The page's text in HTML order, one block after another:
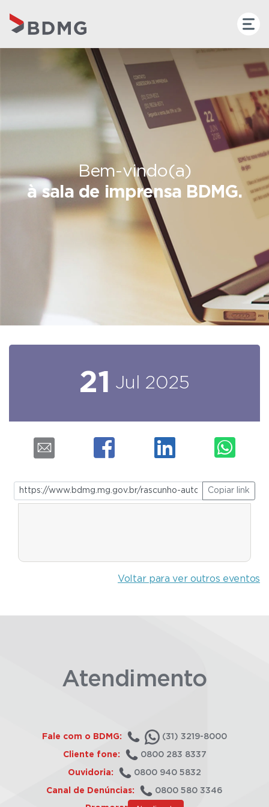
Bem-vindo(a)
à sala de imprensa BDMG.
21 Jul 2025
Copiar link
Voltar para ver outros eventos
Atendimento
Fale com o BDMG: (31) 3219-8000
Cliente fone: 0800 283 8337
Ouvidoria: 0800 940 5832
Canal de Denúncias: 0800 580 3346